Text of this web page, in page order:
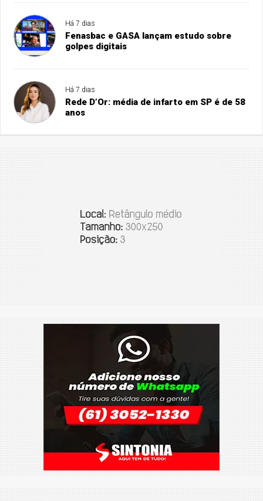
Há 7 dias
Fenasbac e GASA lançam estudo sobre
golpes digitais
Há 7 dias
Rede D’Or: média de infarto em SP é de 58
anos